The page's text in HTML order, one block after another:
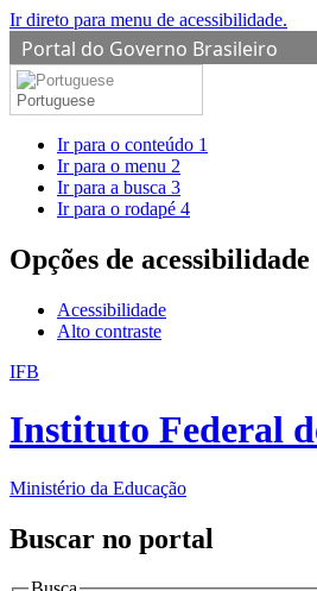
Ir direto para menu de acessibilidade.
Portal do Governo Brasileiro
Portuguese
Ir para o conteúdo 1
Ir para o menu 2
Ir para a busca 3
Ir para o rodapé 4
Opções de acessibilidade
Acessibilidade
Alto contraste
IFB
Instituto Federal
Ministério da Educação
Buscar no portal